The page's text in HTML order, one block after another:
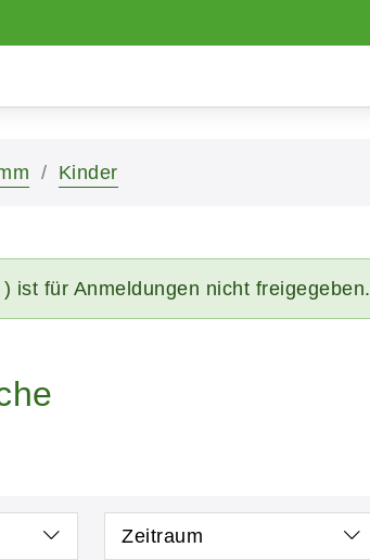
Kinder
ist für Anmeldungen nicht freigegeben.
Zeitraum